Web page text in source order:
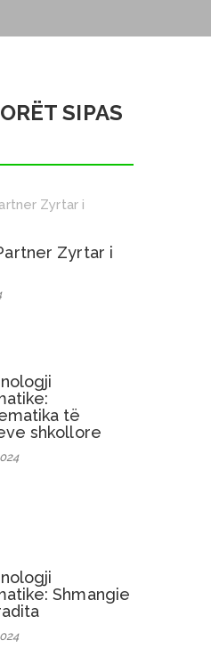
SIPAS
Zyrtar i
të
shkollore
Shmangie